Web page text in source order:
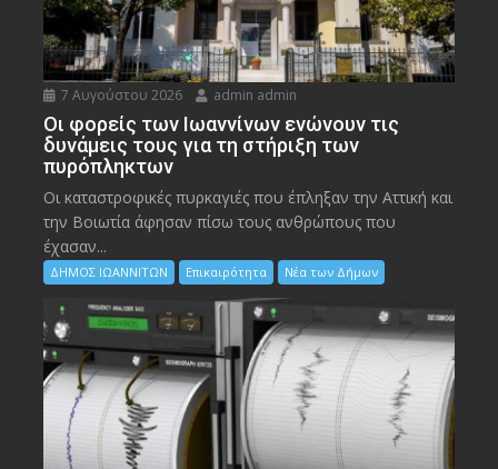
7 Αυγούστου 2026 admin admin
Οι φορείς των Ιωαννίνων ενώνουν τις
δυνάμεις τους για τη στήριξη των
πυρόπληκτων
Οι καταστροφικές πυρκαγιές που έπληξαν την Αττική και
την Bοιωτία άφησαν πίσω τους ανθρώπους που
έχασαν...
ΔΗΜΟΣ ΙΩΑΝΝΙΤΩΝ Επικαιρότητα Νέα των Δήμων